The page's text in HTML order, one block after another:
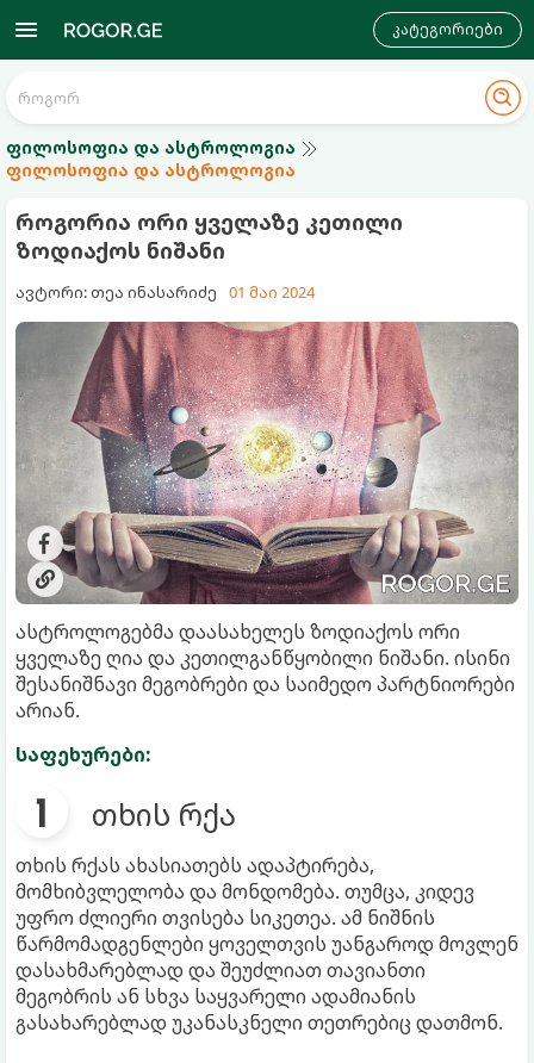
კატეგორიები
ფილოსოფია და ასტროლოგია
ფილოსოფია და ასტროლოგია
როგორია ორი ყველაზე კეთილი
ზოდიაქოს ნიშანი
ავტორი: თეა ინასარიძე 01 მაი 2024
ასტროლოგებმა დაასახელეს ზოდიაქოს ორი
ყველაზე ღია და კეთილგანწყობილი ნიშანი. ისინი
შესანიშნავი მეგობრები და საიმედო პარტნიორები
არიან.
საფეხურები:
თხის რქა
თხის რქას ახასიათებს ადაპტირება,
მომხიბვლელობა და მონდომება. თუმცა, კიდევ
უფრო ძლიერი თვისება სიკეთეა. ამ ნიშნის
წარმომადგენლები ყოველთვის უანგაროდ მოვლენ
დასახმარებლად და შეუძლიათ თავიანთი
მეგობრის ან სხვა საყვარელი ადამიანის
გასახარებლად უკანასკნელი თეთრებიც დათმონ.